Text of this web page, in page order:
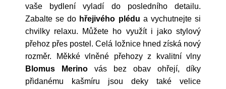
vaše bydlení vyladí do posledního detailu.
Zabalte se do hřejivého plédu a vychutnejte si
chvilky relaxu. Můžete ho využít i jako stylový
přehoz přes postel. Celá ložnice hned získá nový
rozměr. Měkké vlněné přehozy z kvalitní vlny
Blomus Merino vás bez obav ohřejí, díky
přidanému kašmíru jsou deky také velice